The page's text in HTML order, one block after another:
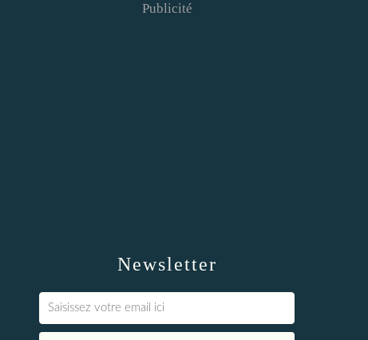
Newsletter
Publicité